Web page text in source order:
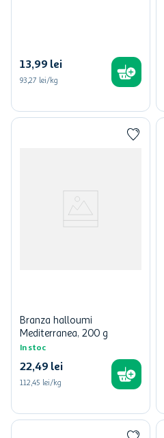
13,99 lei
93,27 lei/kg
Branza halloumi
Mediterranea, 200 g
In stoc
22,49 lei
112,45 lei/kg